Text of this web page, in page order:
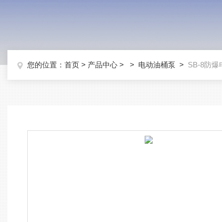
您的位置： 首页 > 产品中心 > > 电动油桶泵 > SB-8防爆